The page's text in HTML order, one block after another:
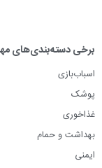
برخی دسته‌بندی‌های
اسباب‌بازی
پوشک
غذاخوری
بهداشت و حمام
ایمنی